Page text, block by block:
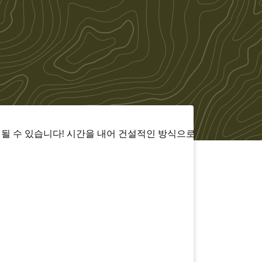
수 있습니다! 시간을 내어 건설적인 방식으로